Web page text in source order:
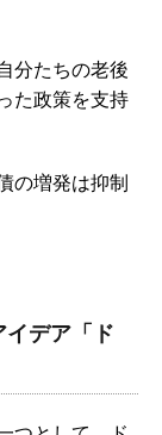
分たちの老後
た政策を支持
の増発は抑制
デア「ド